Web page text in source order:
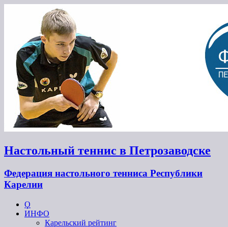
Настольный теннис в Петрозаводске
Федерация настольного тенниса Республики
Карелии
Ϙ
ИНФО
Карельский рейтинг